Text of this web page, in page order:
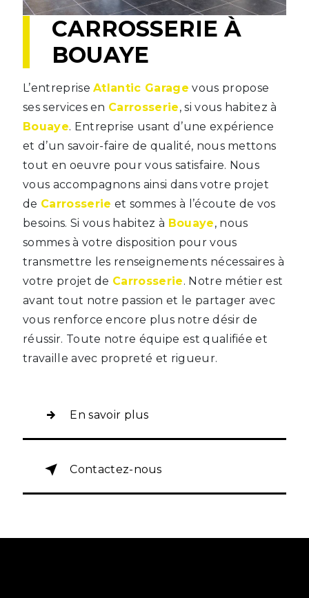
CARROSSERIE À
BOUAYE
L’entrepriseAtlantic Garage vous propose
ses services en Carrosserie, si vous habitez à
Bouaye. Entreprise usant d’une expérience
et d’un savoir-faire de qualité, nous mettons
tout en oeuvre pour vous satisfaire. Nous
vous accompagnons ainsi dans votre projet
de Carrosserie et sommes à l’écoute de vos
besoins. Si vous habitez à Bouaye, nous
sommes à votre disposition pour vous
transmettre les renseignements nécessaires à
votre projet de Carrosserie. Notre métier est
avant tout notre passion et le partager avec
vous renforce encore plus notre désir de
réussir. Toute notre équipe est qualifiée et
travaille avec propreté et rigueur.
En savoir plus
Contactez-nous